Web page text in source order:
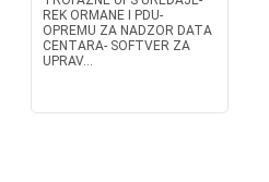
REK ORMANE I PDU-
OPREMU ZA NADZOR DATA
CENTARA- SOFTVER ZA
UPRAV...